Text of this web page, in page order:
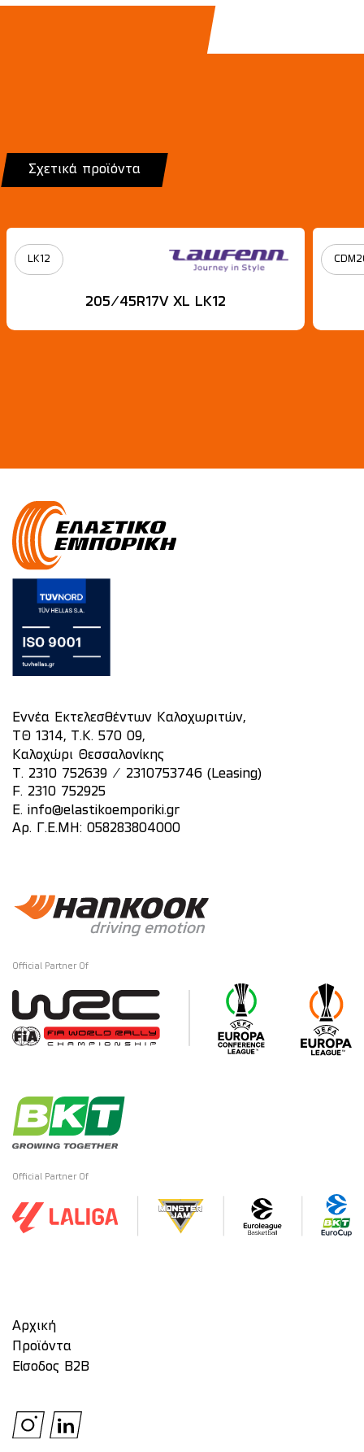
Σχετικά προϊόντα
LK12
205/45R17V XL LK12
Εννέα Εκτελεσθέντων Καλοχωριτών,
ΤΘ 1314, Τ.Κ. 570 09,
Καλοχώρι Θεσσαλονίκης
T. 2310 752639 /
2310753746 (Leasing)
F. 2310 752925
E.
info@elastikoemporiki.gr
Αρ. Γ.Ε.ΜΗ: 058283804000
Official Partner Of
Official Partner Of
Αρχική
Προϊόντα
Είσοδος Β2Β